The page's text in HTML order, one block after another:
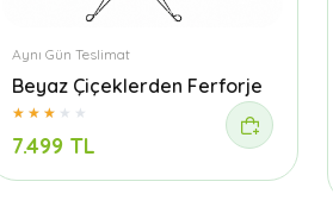
Aynı Gün Teslimat
Beyaz Çiçeklerden Ferforje
7.499 TL